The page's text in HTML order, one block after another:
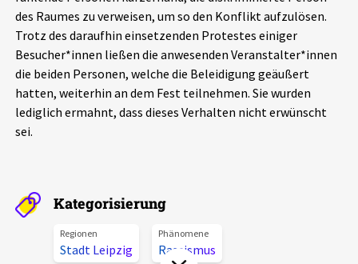
Pressemitteilungen
Podcasts
Projektbeschreibung
Kontakt
Unterstützer_innen
Spenden
des Raumes zu verweisen, um so den Konflikt aufzulösen.
Trotz des daraufhin einsetzenden Protestes einiger
Besucher*innen ließen die anwesenden Veranstalter*innen
die beiden Personen, welche die Beleidigung geäußert
hatten, weiterhin an dem Fest teilnehmen. Sie wurden
lediglich ermahnt, dass dieses Verhalten nicht erwünscht
sei.
Kategorisierung
Regionen
Stadt Leipzig
Phänomene
Rassismus